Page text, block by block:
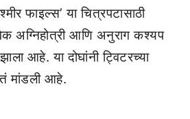
फाइल्स’ या चित्रपटासाठी
अग्निहोत्री आणि अनुराग कश्यप
आहे. या दोघांनी ट्विटरच्या
मांडली आहे.